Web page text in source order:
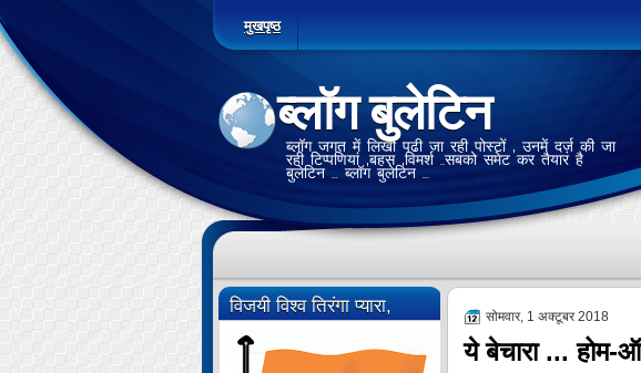
मुखपृष्ठ
ब्लॉग बुलेटिन
ब्लॉग जगत में लिखी पढी जा रही पोस्टों , उनमें दर्ज़ की जा
रही टिप्पणियां ,बहस ,विमर्श ..सबको समेट कर तैयार है
बुलेटिन ... ब्लॉग बुलेटिन ...
विजयी विश्व तिरंगा प्यारा, सोमवार, 1 अक्टूबर 2018
ये बेचारा ... होम-